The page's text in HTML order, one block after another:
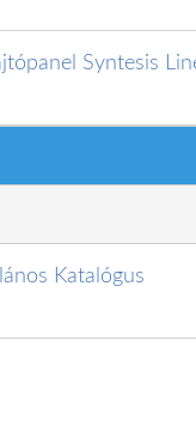
Syntesis
Katalógus